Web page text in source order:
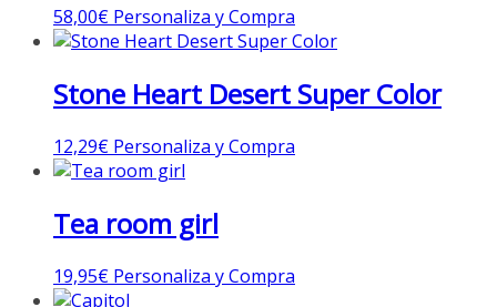
58,00€ Personaliza y Compra
Stone Heart Desert Super Color
12,29€ Personaliza y Compra
Tea room girl
19,95€ Personaliza y Compra